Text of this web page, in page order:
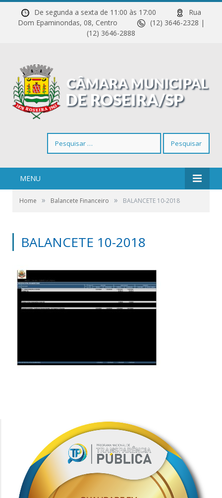
De segunda a sexta de 11:00 às 17:00
Rua
Dom Epaminondas, 08, Centro
(12) 3646-2328 |
(12) 3646-2888
por:
MENU
Home » Balancete Financeiro » BALANCETE 10-2018
BALANCETE 10-2018